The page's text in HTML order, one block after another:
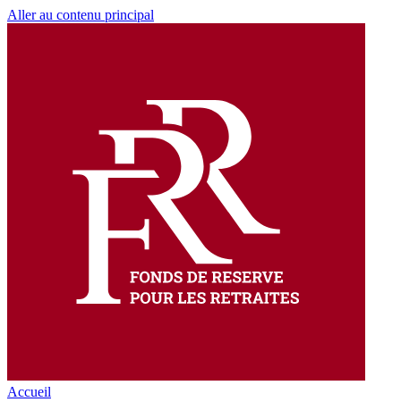
Aller au contenu principal
Accueil